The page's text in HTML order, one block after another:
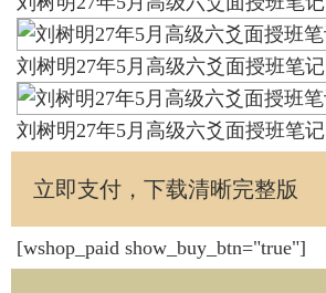
刘树明27年5月高级六爻面授班笔记
刘树明27年5月高级六爻面授班笔记
立即支付，下载清晰完整版
[wshop_paid show_buy_btn="true"]